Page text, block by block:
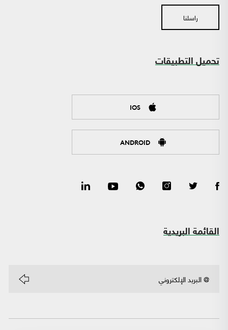
راسلنا
تحميل التطبيقات
IOS
ANDROID
القائمة البريدية